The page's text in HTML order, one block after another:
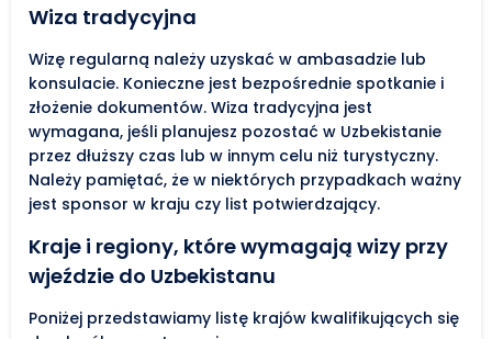
Wiza tradycyjna
Wizę regularną należy uzyskać w ambasadzie lub
konsulacie. Konieczne jest bezpośrednie spotkanie i
złożenie dokumentów. Wiza tradycyjna jest
wymagana, jeśli planujesz pozostać w Uzbekistanie
przez dłuższy czas lub w innym celu niż turystyczny.
Należy pamiętać, że w niektórych przypadkach ważny
jest sponsor w kraju czy list potwierdzający.
Kraje i regiony, które wymagają wizy przy
wjeździe do Uzbekistanu
Poniżej przedstawiamy listę krajów kwalifikujących się